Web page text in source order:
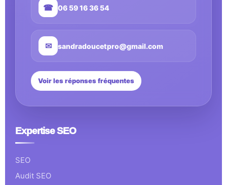
☎ 06 59 16 36 54
✉ sandradoucetpro@gmail.com
Voir les réponses fréquentes
Expertise SEO
SEO
Audit SEO